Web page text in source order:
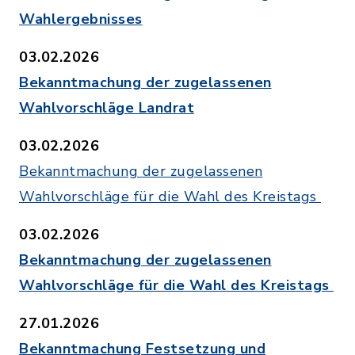
Wahlergebnisses
03.02.2026
Bekanntmachung der zugelassenen
Wahlvorschläge Landrat
03.02.2026
Bekanntmachung der zugelassenen
Wahlvorschläge für die Wahl des Kreistags
03.02.2026
Bekanntmachung der zugelassenen
Wahlvorschläge für die Wahl des Kreistags
27.01.2026
Bekanntmachung Festsetzung und